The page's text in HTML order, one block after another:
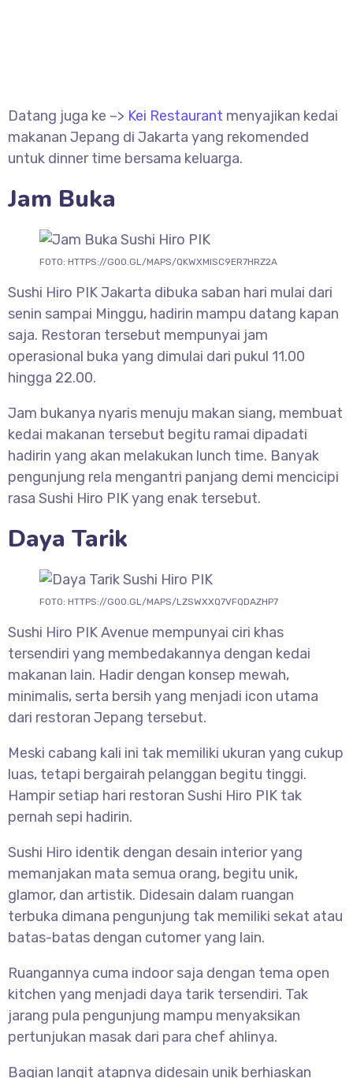
Datang juga ke –> Kei Restaurant menyajikan kedai
makanan Jepang di Jakarta yang rekomended
untuk dinner time bersama keluarga.
Jam Buka
FOTO: HTTPS://GOO.GL/MAPS/QKWXMISC9ER7HRZ2A
Sushi Hiro PIK Jakarta dibuka saban hari mulai dari
senin sampai Minggu, hadirin mampu datang kapan
saja. Restoran tersebut mempunyai jam
operasional buka yang dimulai dari pukul 11.00
hingga 22.00.
Jam bukanya nyaris menuju makan siang, membuat
kedai makanan tersebut begitu ramai dipadati
hadirin yang akan melakukan lunch time. Banyak
pengunjung rela mengantri panjang demi mencicipi
rasa Sushi Hiro PIK yang enak tersebut.
Daya Tarik
FOTO: HTTPS://GOO.GL/MAPS/LZSWXXQ7VFQDAZHP7
Sushi Hiro PIK Avenue mempunyai ciri khas
tersendiri yang membedakannya dengan kedai
makanan lain. Hadir dengan konsep mewah,
minimalis, serta bersih yang menjadi icon utama
dari restoran Jepang tersebut.
Meski cabang kali ini tak memiliki ukuran yang cukup
luas, tetapi bergairah pelanggan begitu tinggi.
Hampir setiap hari restoran Sushi Hiro PIK tak
pernah sepi hadirin.
Sushi Hiro identik dengan desain interior yang
memanjakan mata semua orang, begitu unik,
glamor, dan artistik. Didesain dalam ruangan
terbuka dimana pengunjung tak memiliki sekat atau
batas-batas dengan cutomer yang lain.
Ruangannya cuma indoor saja dengan tema open
kitchen yang menjadi daya tarik tersendiri. Tak
jarang pula pengunjung mampu menyaksikan
pertunjukan masak dari para chef ahlinya.
Bagian langit atapnya didesain unik berhiaskan